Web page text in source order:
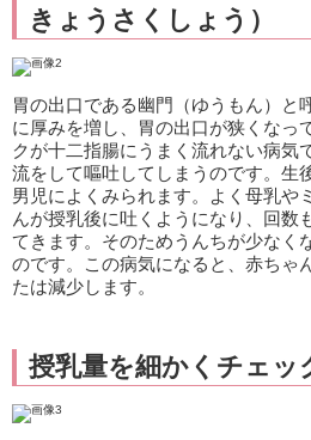
きょうさくしょう）
胃の出口である幽門（ゆうもん）と
に厚みを増し、胃の出口が狭くなっ
クが十二指腸にうまく流れない病気
流をして嘔吐してしまうのです。生
男児によくみられます。よく母乳や
んが授乳後に吐くようになり、回数
てきます。そのためうんちが少なく
のです。この病気になると、赤ちゃ
たは減少します。
授乳量を細かくチェッ